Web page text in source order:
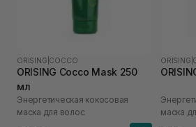
ORISING COCCO
ORISING Cocco Mask 250
мл
Энергетическая кокосовая
маска для волос
ORISING
маска